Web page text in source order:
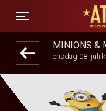
Toggle
MINIONS &
onsdag 08. juli